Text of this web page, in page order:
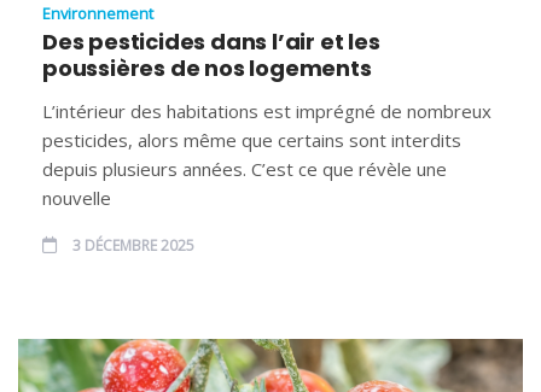
Environnement
Des pesticides dans l’air et les
poussières de nos logements
L’intérieur des habitations est imprégné de nombreux
pesticides, alors même que certains sont interdits
depuis plusieurs années. C’est ce que révèle une
nouvelle
3 DÉCEMBRE 2025